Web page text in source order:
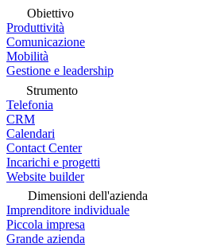
Obiettivo
Produttività
Comunicazione
Mobilità
Gestione e leadership
Strumento
Telefonia
CRM
Calendari
Contact Center
Incarichi e progetti
Website builder
Dimensioni dell'azienda
Imprenditore individuale
Piccola impresa
Grande azienda